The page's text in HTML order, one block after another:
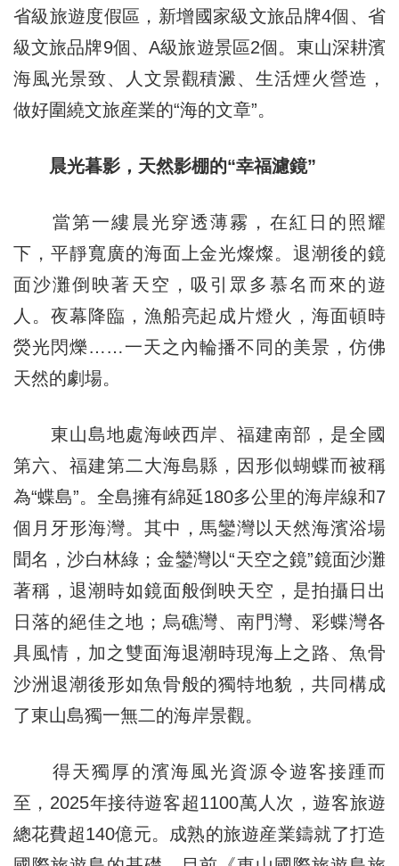
省級旅遊度假區，新增國家級文旅品牌4個、省
級文旅品牌9個、A級旅遊景區2個。東山深耕濱
海風光景致、人文景觀積澱、生活煙火營造，
做好圍繞文旅産業的“海的文章”。
晨光暮影，天然影棚的“幸福濾鏡”
當第一縷晨光穿透薄霧，在紅日的照耀
下，平靜寬廣的海面上金光燦燦。退潮後的鏡
面沙灘倒映著天空，吸引眾多慕名而來的遊
人。夜幕降臨，漁船亮起成片燈火，海面頓時
熒光閃爍……一天之內輪播不同的美景，仿佛
天然的劇場。
東山島地處海峽西岸、福建南部，是全國
第六、福建第二大海島縣，因形似蝴蝶而被稱
為“蝶島”。全島擁有綿延180多公里的海岸線和7
個月牙形海灣。其中，馬鑾灣以天然海濱浴場
聞名，沙白林綠；金鑾灣以“天空之鏡”鏡面沙灘
著稱，退潮時如鏡面般倒映天空，是拍攝日出
日落的絕佳之地；烏礁灣、南門灣、彩蝶灣各
具風情，加之雙面海退潮時現海上之路、魚骨
沙洲退潮後形如魚骨般的獨特地貌，共同構成
了東山島獨一無二的海岸景觀。
得天獨厚的濱海風光資源令遊客接踵而
至，2025年接待遊客超1100萬人次，遊客旅遊
總花費超140億元。成熟的旅遊産業鑄就了打造